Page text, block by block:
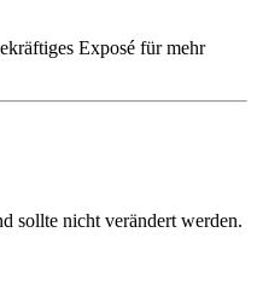
Exposé für mehr
sollte nicht verändert werden.